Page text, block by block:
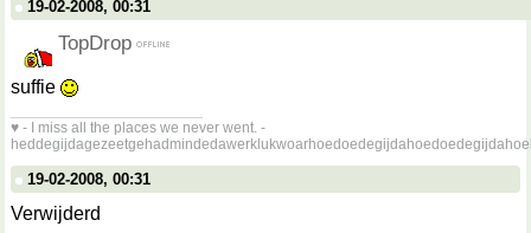
19-02-2008, 00:31
TopDrop
suffie
♥ - I miss all the places we never went. -
19-02-2008, 00:31
Verwijderd